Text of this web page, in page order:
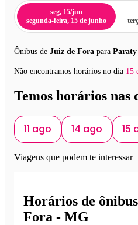
seg, 15/jun
segunda-feira, 15 de junho
Ônibus de Juiz de Fora para Paraty
Não encontramos horários no dia 15
Temos horários nas
11 ago 14 ago 15
Viagens que podem te interessar
Horários de
Fora - MG